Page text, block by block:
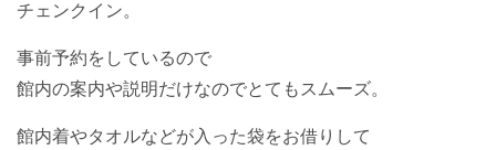
チェンクイン。
事前予約をしているので
館内の案内や説明だけなのでとてもスムーズ。
館内着やタオルなどが入った袋をお借りして